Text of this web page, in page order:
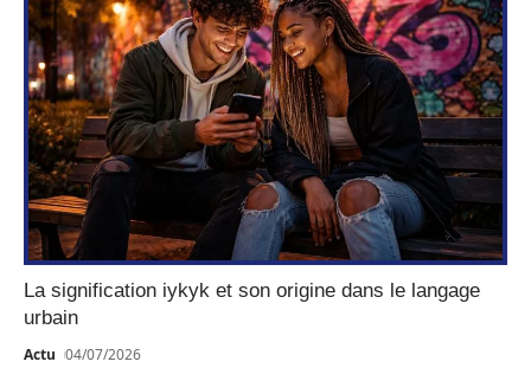
La signification iykyk et son origine dans le langage
urbain
Actu 04/07/2026